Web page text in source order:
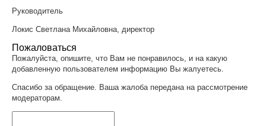
Руководитель
Локис Светлана Михайловна, директор
Пожаловаться
Пожалуйста, опишите, что Вам не понравилось, и на какую
добавленную пользователем информацию Вы жалуетесь.
Спасибо за обращение. Ваша жалоба передана на рассмотрение
модераторам.